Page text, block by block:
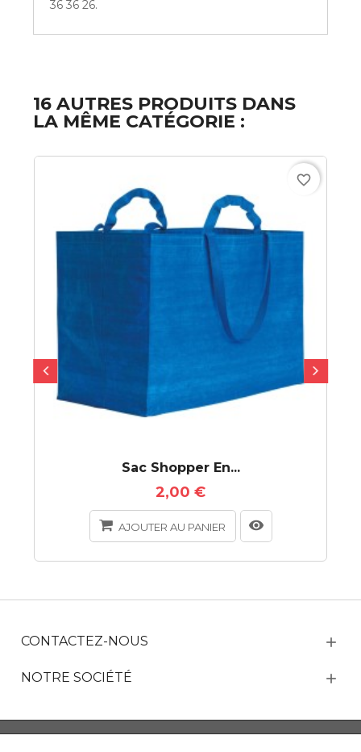
36 36 26.
16 AUTRES PRODUITS DANS
LA MÊME CATÉGORIE :
Sac Shopper En...
2,00 €
AJOUTER AU PANIER
favorite_border
CONTACTEZ-NOUS
NOTRE SOCIÉTÉ